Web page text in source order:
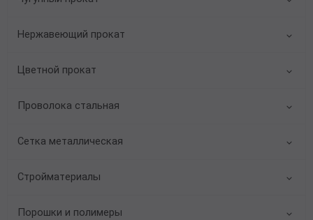
Нержавеющий прокат
Цветной прокат
Проволока стальная
Сетка металлическая
Стройматериалы
Порошки и полимеры